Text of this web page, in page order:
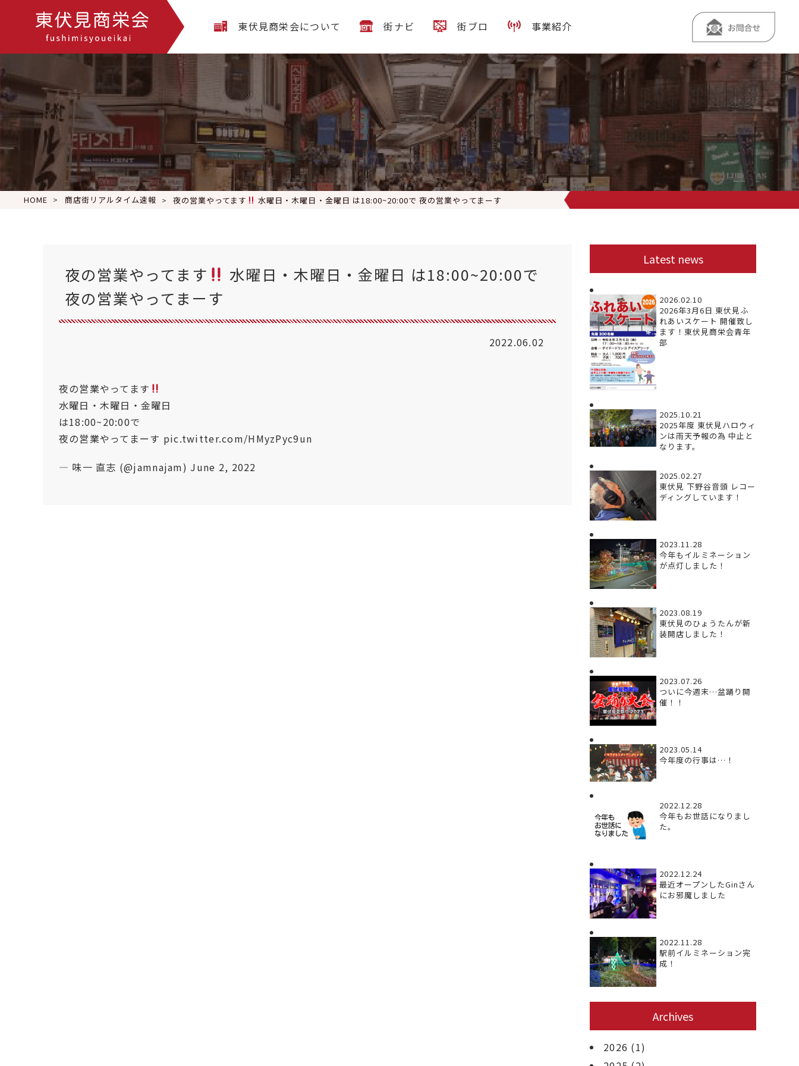
東伏見商栄会について 街ナビ 街ブロ 事業紹介
HOME 商店街リアルタイム速報 夜の営業やってます 水曜日・木曜日・金曜日 は18:00~20:00で 夜の営業やってまーす
夜の営業やってます
水曜日・木曜日・金曜日 は18:00~20:00で
夜の営業やってまーす
2022.06.02
夜の営業やってます
水曜日・木曜日・金曜日
は18:00~20:00で
夜の営業やってまーす pic.twitter.com/HMyzPyc9un
— 味一 直志 (@jamnajam) June 2, 2022
Latest news
2026.02.10
2026年3月6日 東伏見ふ
れあいスケート 開催致し
ます！東伏見商栄会青年
部
2025.10.21
2025年度 東伏見ハロウィ
ンは雨天予報の為 中止と
なります。
2025.02.27
東伏見 下野谷音頭 レコー
ディングしています！
2023.11.28
今年もイルミネーション
が点灯しました！
2023.08.19
東伏見のひょうたんが新
装開店しました！
2023.07.26
ついに今週末…盆踊り開
催！！
2023.05.14
今年度の行事は…！
2022.12.28
今年もお世話になりまし
た。
2022.12.24
最近オープンしたGinさん
にお邪魔しました
2022.11.28
駅前イルミネーション完
成！
Archives
2026 (1)